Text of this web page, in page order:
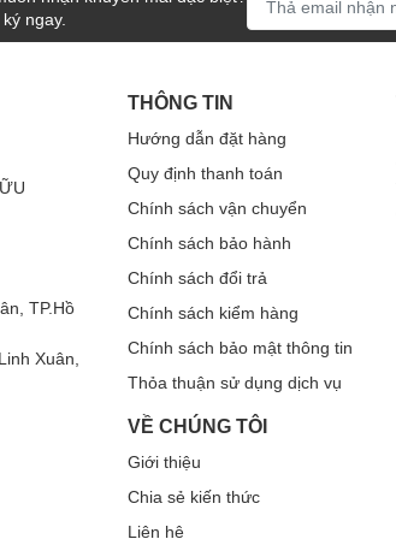
kính máy ảnh, là một thành phần cực kỳ quan
nó qua hệ thống quang học để tạo ra hình
ngay.
TP.Hồ
Xuân,
THÔNG TIN
Hướng dẫn đặt hàng
Quy định thanh toán
Chính sách vận chuyển
Chính sách bảo hành
Chính sách đổi trả
Chính sách kiểm hàng
Chính sách bảo mật thông tin
Thỏa thuận sử dụng dịch vụ
VỀ CHÚNG TÔI
Giới thiệu
Chia sẻ kiến thức
Liên hệ